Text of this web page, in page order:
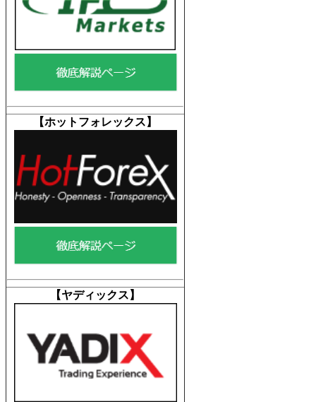
【ホットフォレックス 】
【ヤディックス 】